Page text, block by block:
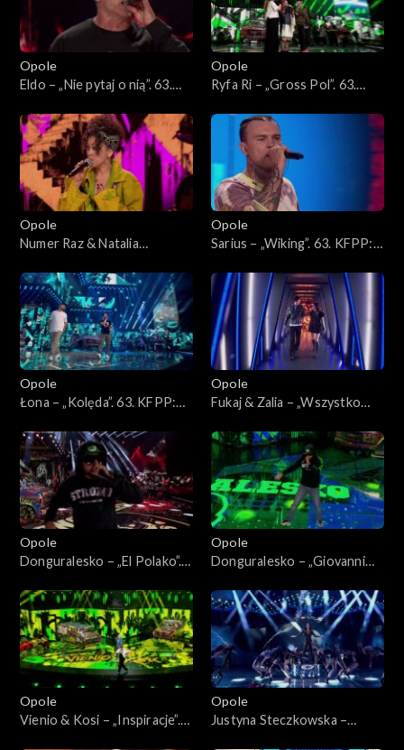
Opole
Eldo – „Nie pytaj o nią”. 63.
Jedno podwórko 2”
Opole
Ryfa Ri – „Gross Pol”. 63.
Jedno podwórko 2”
Opole
Numer Raz & Natalia
KFPP: Koncert „Hip-hop.
Jedno podwórko 2”
Opole
Sarius – „Wiking”. 63. KFPP:
podwórko 2”
Opole
Łona – „Kolęda”. 63. KFPP:
podwórko 2”
Opole
Fukaj & Zalia – „Wszystko
Koncert „Hip-hop. Jedno
podwórko 2”
Opole
Donguralesko – „El Polako”.
Jedno podwórko 2”
Opole
Donguralesko – „Giovanni
„Hip-hop. Jedno podwórko
Opole
Vienio & Kosi – „Inspiracje”.
Opole
Justyna Steczkowska –